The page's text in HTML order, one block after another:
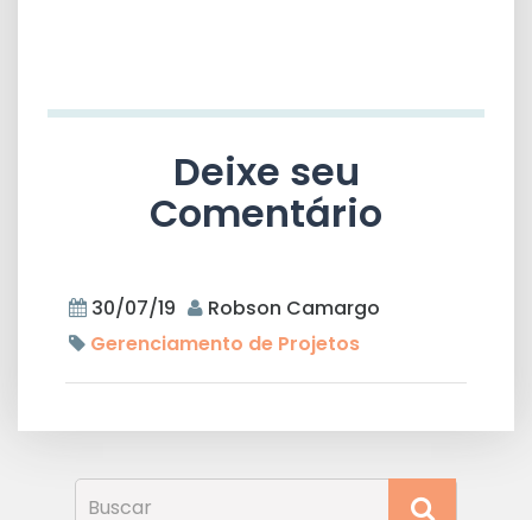
Deixe seu
Comentário
30/07/19
Robson Camargo
Gerenciamento de Projetos